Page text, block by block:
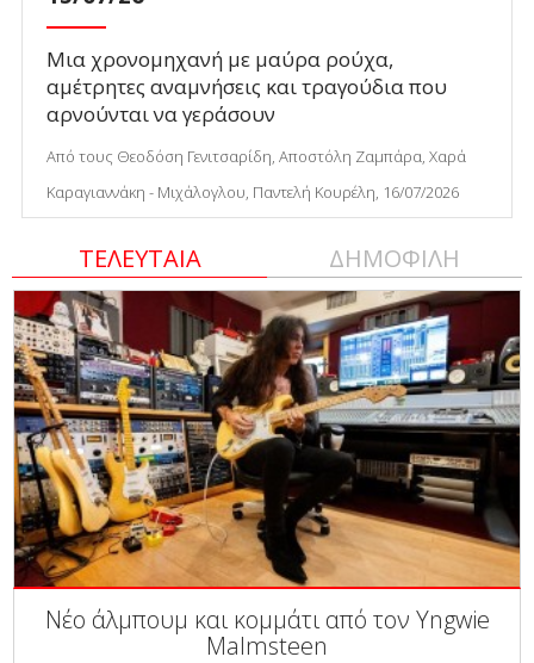
Μια χρονομηχανή με μαύρα ρούχα,
αμέτρητες αναμνήσεις και τραγούδια που
αρνούνται να γεράσουν
Από τους Θεοδόση Γενιτσαρίδη, Αποστόλη Ζαμπάρα, Χαρά
Καραγιαννάκη - Μιχάλογλου, Παντελή Κουρέλη, 16/07/2026
ΤΕΛΕΥΤΑΙΑ ΔΗΜΟΦΙΛΗ
Νέο άλμπουμ και κομμάτι από τον Yngwie
Malmsteen